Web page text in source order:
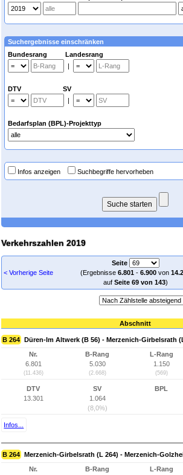
Suchergebnisse einschränken
Bundesrang Landesrang
|
DTV SV
|
Bedarfsplan (BPL)-Projekttyp
Infos anzeigen Suchbegriffe hervorheben
Verkehrszahlen 2019
< Vorherige Seite
Seite
(Ergebnisse 6.801- 6.900von
auf Seite 69 von 143)
Abschnitt
B 264 Düren-Im Altwerk (B 56) - Merzenich-Girbelsrath
Nr.
6.801
(11.436)
B-Rang
5.030
(2.668)
L-Rang
1.150
(569)
DTV
13.301
SV
1.064
(8,0%)
BPL
Infos...
B 264 Merzenich-Girbelsrath (L 264) - Merzenich-
Nr.
B-Rang
L-Rang